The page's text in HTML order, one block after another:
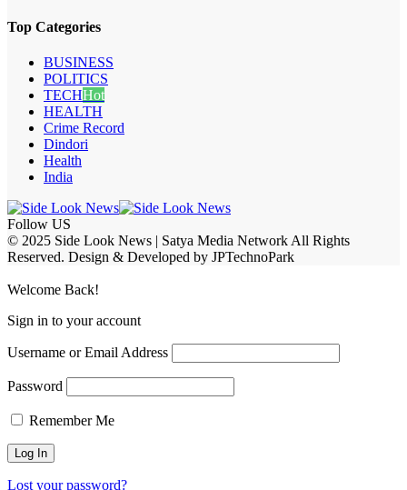
Top Categories
BUSINESS
POLITICS
TECHHot
HEALTH
Crime Record
Dindori
Health
India
Follow US
© 2025 Side Look News | Satya Media Network All Rights
Reserved. Design & Developed by JPTechnoPark
Welcome Back!
Sign in to your account
Username or Email Address
Password
Remember Me
Lost your password?